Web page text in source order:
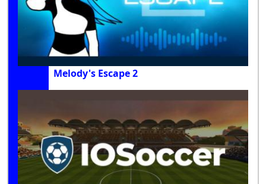
Melody's Escape 2